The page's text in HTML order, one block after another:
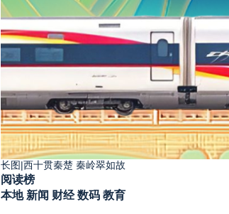
长图|西十贯秦楚 秦岭翠如故
阅读榜
本地 新闻 财经 数码 教育